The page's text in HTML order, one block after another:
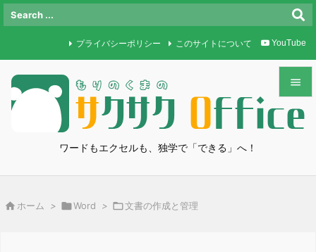
ワードもエクセルも、独学で「できる」へ！


メニュ
プライバシーポリシー このサイトについて YouTube
 ホーム > Word > 文書の作成と管理